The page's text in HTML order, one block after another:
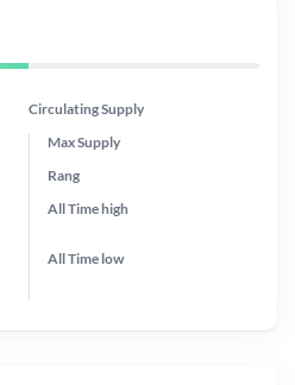
Circulating Supply
Max Supply
Rang
All Timehigh
All Time low